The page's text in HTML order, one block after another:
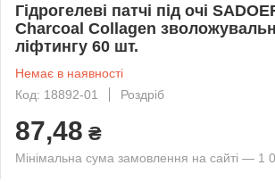
Гідрогелеві патчі під очі
Charcoal Collagen
ліфтингу 60 шт.
Немає в наявності
Код: 18892-01
Роздріб
87,48 ₴
Мінімальна сума замовлення на сайті — 1